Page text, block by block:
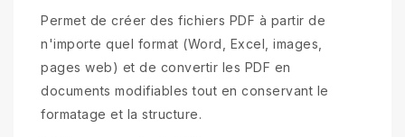
Permet de créer des fichiers PDF à partir de
n'importe quel format (Word, Excel, images,
pages web) et de convertir les PDF en
documents modifiables tout en conservant le
formatage et la structure.